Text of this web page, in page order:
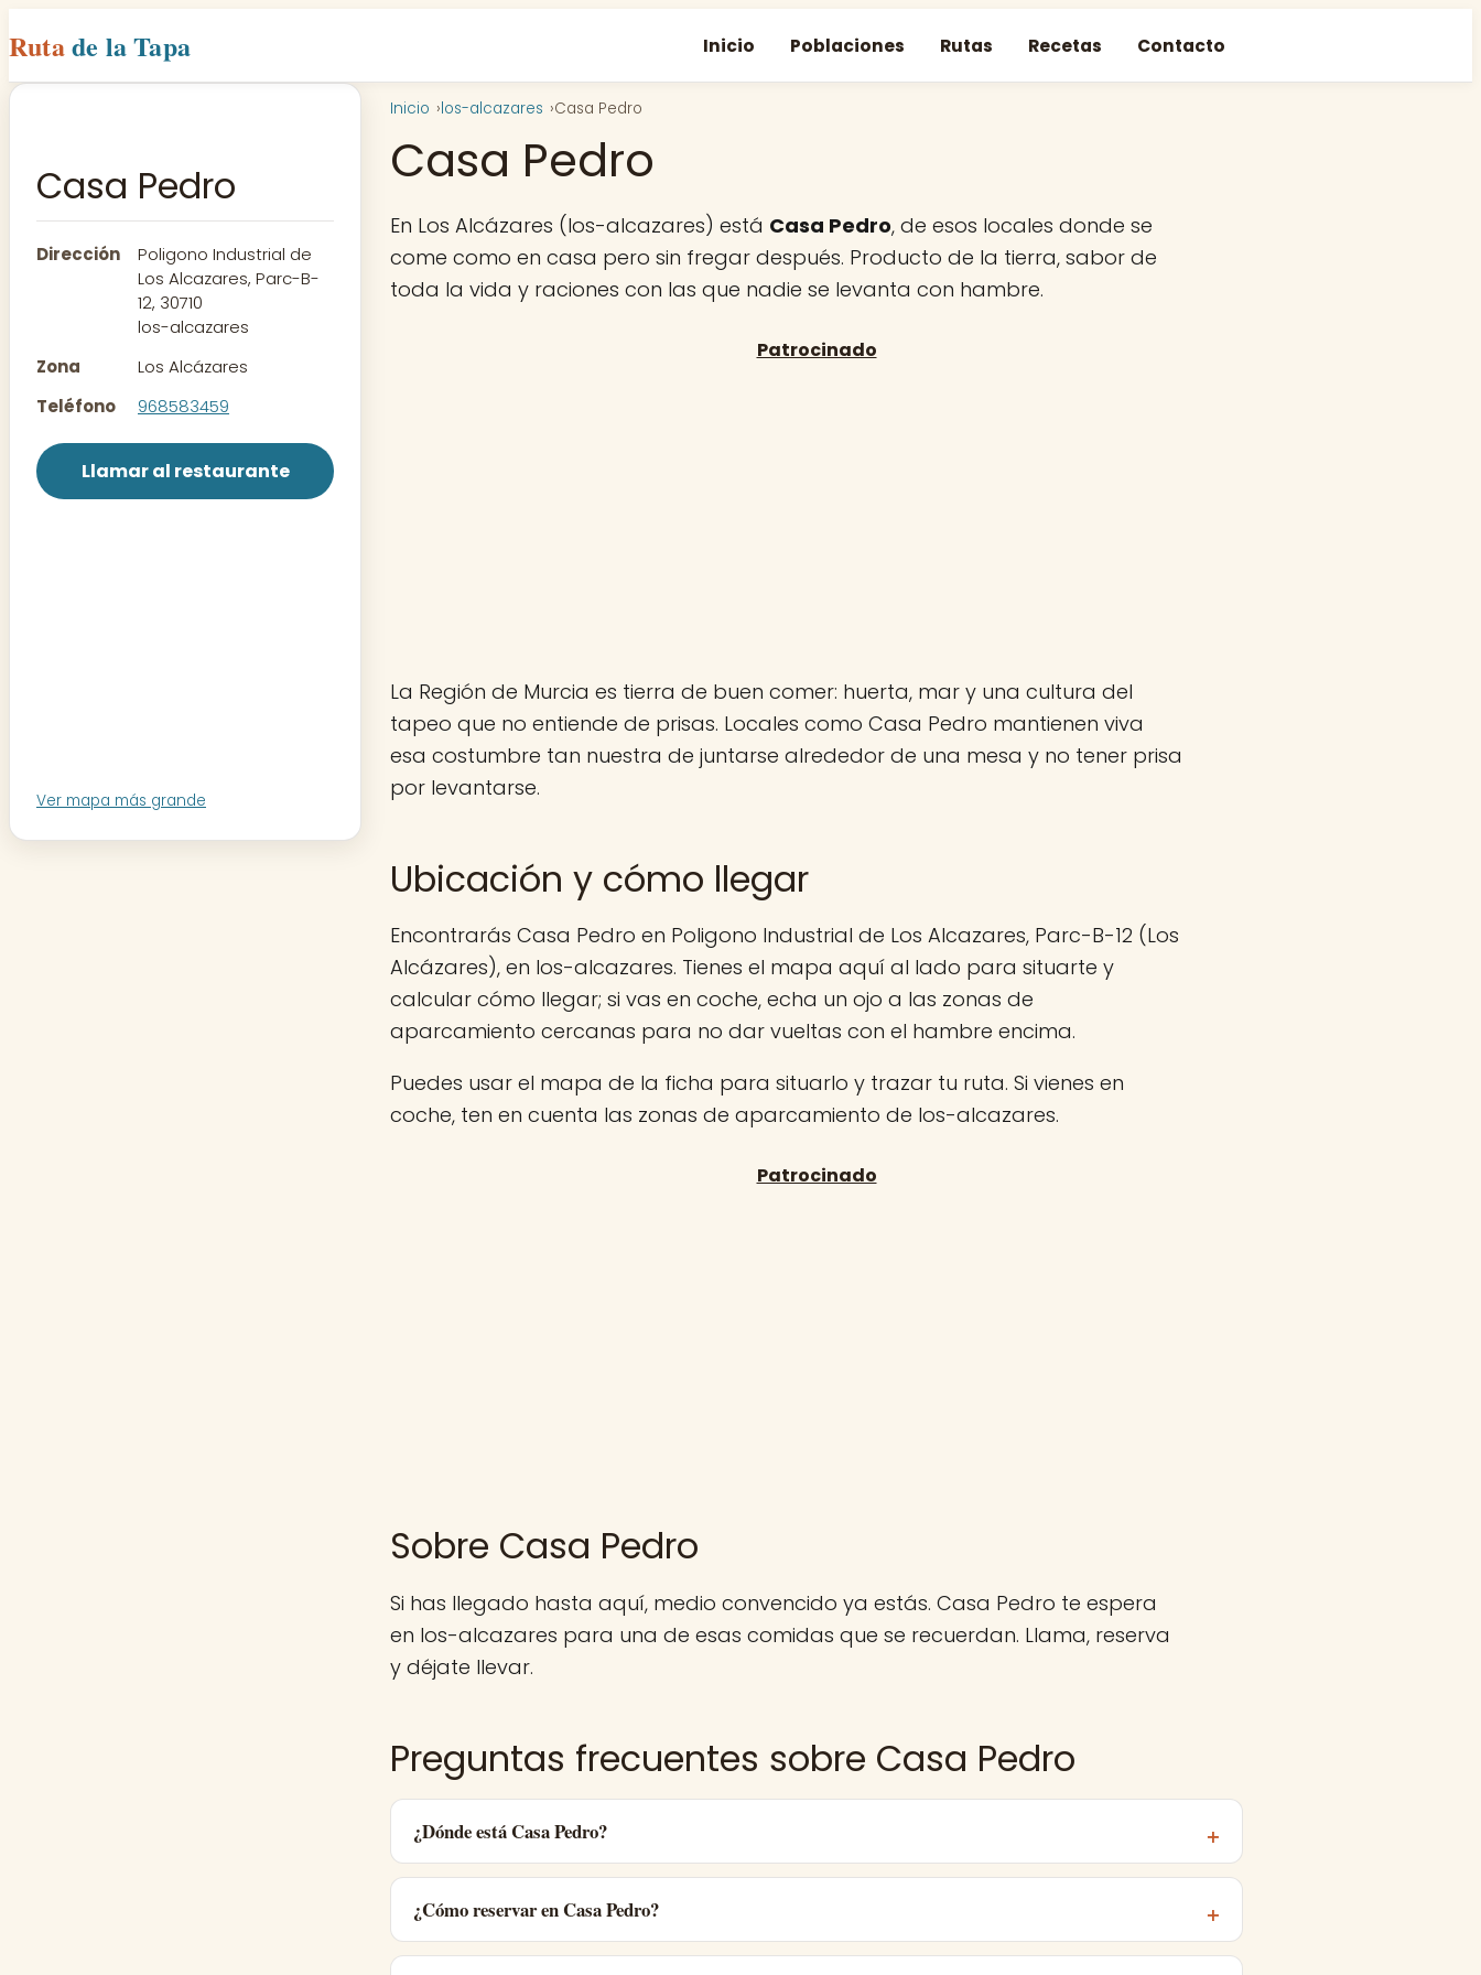
Rutade la Tapa Inicio Poblaciones Rutas Recetas Contacto
Casa Pedro
Dirección
Poligono Industrial de
Los Alcazares, Parc-B-
12, 30710
los-alcazares
Zona
Los Alcázares
Teléfono
968583459
Llamar al restaurante
Ver mapa más grande
Inicio los-alcazares Casa Pedro
Casa Pedro
En Los Alcázares (los-alcazares) está Casa Pedro, de esos locales donde se
come como en casa pero sin fregar después. Producto de la tierra, sabor de
toda la vida y raciones con las que nadie se levanta con hambre.
La Región de Murcia es tierra de buen comer: huerta, mar y una cultura del
tapeo que no entiende de prisas. Locales como Casa Pedro mantienen viva
esa costumbre tan nuestra de juntarse alrededor de una mesa y no tener prisa
por levantarse.
Ubicación y cómo llegar
Encontrarás Casa Pedro en Poligono Industrial de Los Alcazares, Parc-B-12 (Los
Alcázares), en los-alcazares. Tienes el mapa aquí al lado para situarte y
calcular cómo llegar; si vas en coche, echa un ojo a las zonas de
aparcamiento cercanas para no dar vueltas con el hambre encima.
Puedes usar el mapa de la ficha para situarlo y trazar tu ruta. Si vienes en
coche, ten en cuenta las zonas de aparcamiento de los-alcazares.
Sobre Casa Pedro
Si has llegado hasta aquí, medio convencido ya estás. Casa Pedro te espera
en los-alcazares para una de esas comidas que se recuerdan. Llama, reserva
y déjate llevar.
Preguntas frecuentes sobre Casa Pedro
¿Dónde está Casa Pedro?
¿Cómo reservar en Casa Pedro?